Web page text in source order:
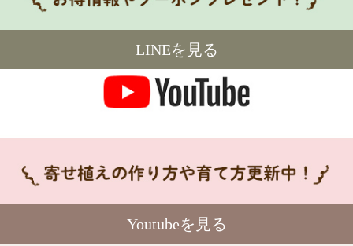
LINEを見る
Youtubeを見る